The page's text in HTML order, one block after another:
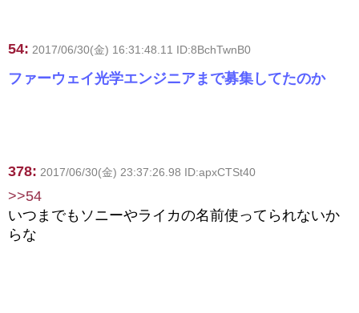
54: 2017/06/30(金) 16:31:48.11 ID:8BchTwnB0
ファーウェイ光学エンジニアまで募集してたのか
378: 2017/06/30(金) 23:37:26.98 ID:apxCTSt40
>>54
いつまでもソニーやライカの名前使ってられないか
らな